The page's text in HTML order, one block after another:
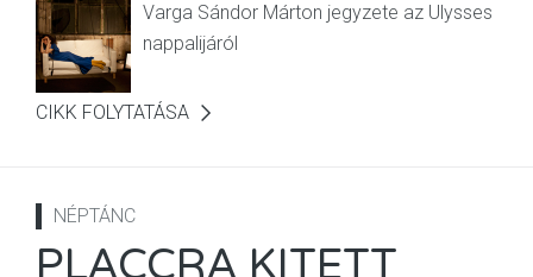
Varga Sándor Márton jegyzete az Ulysses
nappalijáról
CIKK FOLYTATÁSA
NÉPTÁNC
PLACCRA KITETT